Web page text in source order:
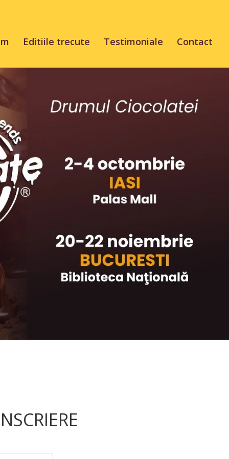
Editiile trecute Testimoniale Contact